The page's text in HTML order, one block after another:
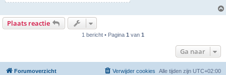
Plaats reactie
1 bericht • Pagina 1 van 1
Ga naar
Forumoverzicht Alle tijden zijn UTC+02:00
Verwijder cookies